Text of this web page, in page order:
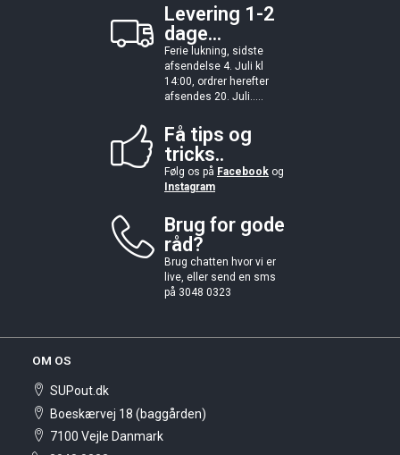
Levering 1-2
dage...
Ferie lukning, sidste
afsendelse 4. Juli kl
14:00, ordrer herefter
afsendes 20. Juli.....
Få tips og
tricks..
Følg os på Facebook og
Instagram
Brug for gode
råd?
Brug chatten hvor vi er
live, eller send en sms
på 3048 0323
OM OS
SUPout.dk
Boeskærvej 18 (baggården)
7100 Vejle Danmark